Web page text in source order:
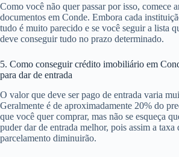
Como você não quer passar por isso, comece
documentos em Conde. Embora cada
tudo é muito parecido e se você seguir a lista
deve conseguir tudo no prazo determinado.
5. Como conseguir crédito imobiliário em
para dar de entrada
O valor que deve ser pago de entrada varia
Geralmente é de aproximadamente 20% do
que você quer comprar, mas não se esqueça
puder dar de entrada melhor, pois assim a taxa
parcelamento diminuirão.